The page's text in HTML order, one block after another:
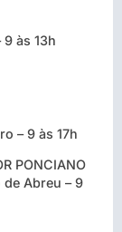
às 13h
– 9 às 17h
PONCIANO
de Abreu – 9